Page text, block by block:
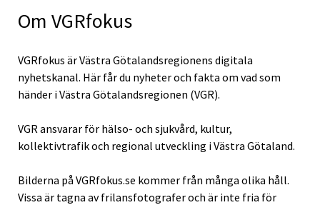
Om VGRfokus
VGRfokus är Västra Götalandsregionens digitala
nyhetskanal. Här får du nyheter och fakta om vad som
händer i Västra Götalandsregionen (VGR).
VGR ansvarar för hälso- och sjukvård, kultur,
kollektivtrafik och regional utveckling i Västra Götaland.
Bilderna på VGRfokus.se kommer från många olika håll.
Vissa är tagna av frilansfotografer och är inte fria för